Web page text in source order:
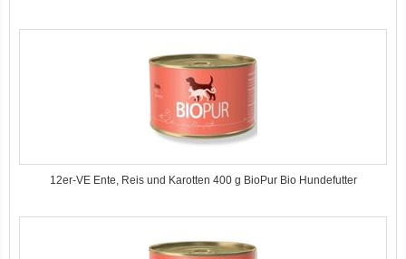
12er-VE Ente, Reis und Karotten 400 g BioPur Bio Hundefutter